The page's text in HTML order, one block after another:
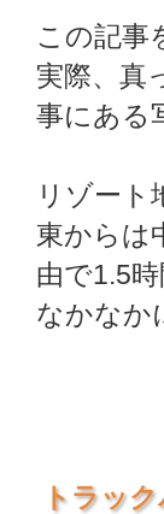
この記事
実際、真
事にある
リゾート
東からは
由で1.5時
なかなか
トラッ